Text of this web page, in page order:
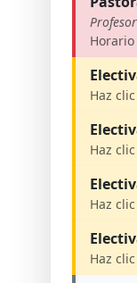
Haz
Haz
Haz
Haz